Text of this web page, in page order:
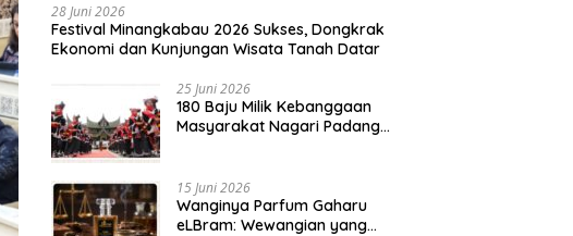
28 Juni 2026
Festival Minangkabau 2026 Sukses, Dongkrak
Ekonomi dan Kunjungan Wisata Tanah Datar
25 Juni 2026
180 Baju Milik Kebanggaan
Masyarakat Nagari Padang
Minangkabau
15 Juni 2026
Wanginya Parfum Gaharu
eLBram: Wewangian yang